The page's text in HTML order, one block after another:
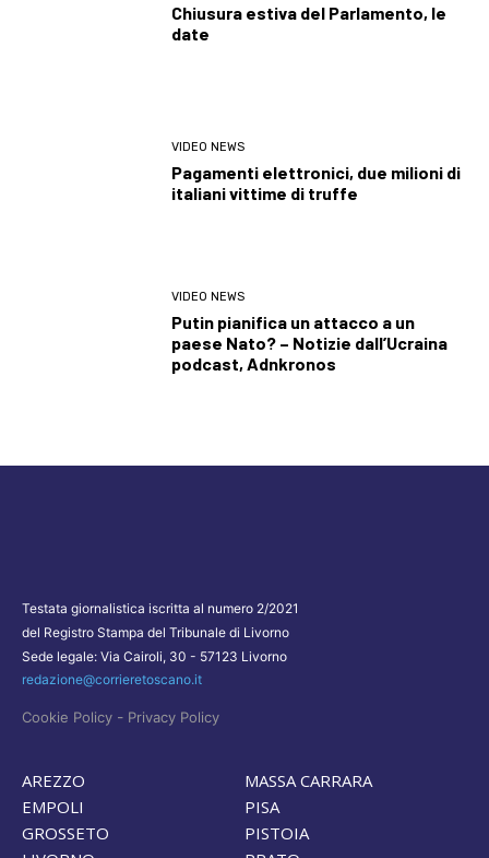
Chiusura estiva del Parlamento, le
date
VIDEO NEWS
Pagamenti elettronici, due milioni di
italiani vittime di truffe
VIDEO NEWS
Putin pianifica un attacco a un
paese Nato? – Notizie dall’Ucraina
podcast, Adnkronos
Testata giornalistica iscritta al numero 2/2021
del Registro Stampa del Tribunale di Livorno
Sede legale: Via Cairoli, 30 - 57123 Livorno
redazione@corrieretoscano.it
Cookie Policy - Privacy Policy
AREZZO
EMPOLI
GROSSETO
MASSA CARRARA
PISA
PISTOIA